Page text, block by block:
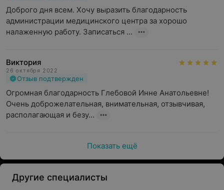
Доброго дня всем. Хочу выразить благодарность
администрации медицинского центра за хорошо
налаженную работу. Записаться ...
Виктория
26 октября 2022
Отзыв подтвержден
Огромная благодарность Глебовой Инне Анатольевне!
Очень доброжелательная, внимательная, отзывчивая,
располагающая и безу...
Показать ещё
Другие специалисты